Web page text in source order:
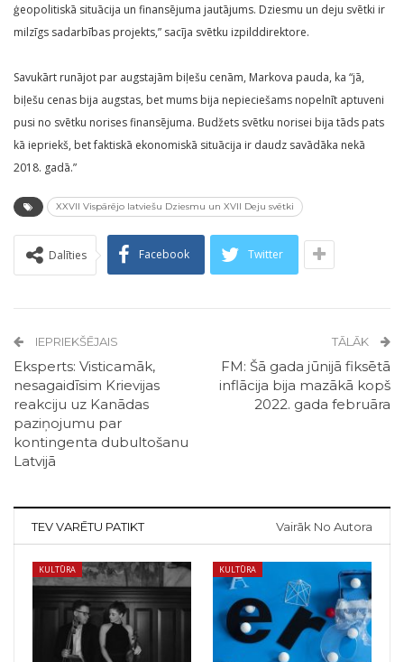
ģeopolitiskā situācija un finansējuma jautājums. Dziesmu un deju svētki ir
milzīgs sadarbības projekts,” sacīja svētku izpilddirektore.
Savukārt runājot par augstajām biļešu cenām, Markova pauda, ka “jā,
biļešu cenas bija augstas, bet mums bija nepieciešams nopelnīt aptuveni
pusi no svētku norises finansējuma. Budžets svētku norisei bija tāds pats
kā iepriekš, bet faktiskā ekonomiskā situācija ir daudz savādāka nekā
2018. gadā.”
XXVII Vispārējo latviešu Dziesmu un XVII Deju svētki
Dalīties Facebook Twitter
IEPRIEKŠĒJAIS
Eksperts: Visticamāk,
nesagaidīsim Krievijas
reakciju uz Kanādas
paziņojumu par
kontingenta dubultošanu
Latvijā
TĀLĀK
FM: Šā gada jūnijā fiksētā
inflācija bija mazākā kopš
2022. gada februāra
TEV VARĒTU PATIKT Vairāk No Autora
KULTŪRA KULTŪRA